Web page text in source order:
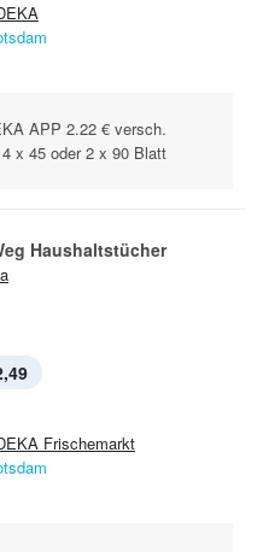
APP 2.22 € versch.
x 45 oder 2 x 90 Blatt
Haushaltstücher
Frischemarkt